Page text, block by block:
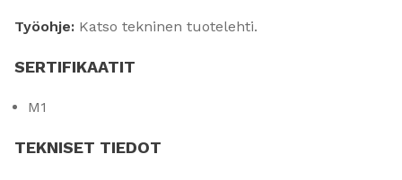
Työohje: Katso tekninen tuotelehti.
SERTIFIKAATIT
M1
TEKNISET TIEDOT